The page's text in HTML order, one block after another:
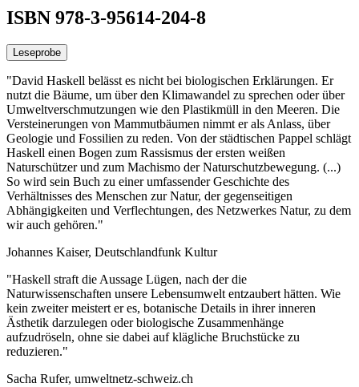
ISBN 978-3-95614-204-8
Leseprobe
"David Haskell belässt es nicht bei biologischen Erklärungen. Er
nutzt die Bäume, um über den Klimawandel zu sprechen oder über
Umweltverschmutzungen wie den Plastikmüll in den Meeren. Die
Versteinerungen von Mammutbäumen nimmt er als Anlass, über
Geologie und Fossilien zu reden. Von der städtischen Pappel schlägt
Haskell einen Bogen zum Rassismus der ersten weißen
Naturschützer und zum Machismo der Naturschutzbewegung. (...)
So wird sein Buch zu einer umfassender Geschichte des
Verhältnisses des Menschen zur Natur, der gegenseitigen
Abhängigkeiten und Verflechtungen, des Netzwerkes Natur, zu dem
wir auch gehören."
Johannes Kaiser, Deutschlandfunk Kultur
"Haskell straft die Aussage Lügen, nach der die
Naturwissenschaften unsere Lebensumwelt entzaubert hätten. Wie
kein zweiter meistert er es, botanische Details in ihrer inneren
Ästhetik darzulegen oder biologische Zusammenhänge
aufzudröseln, ohne sie dabei auf klägliche Bruchstücke zu
reduzieren."
Sacha Rufer, umweltnetz-schweiz.ch